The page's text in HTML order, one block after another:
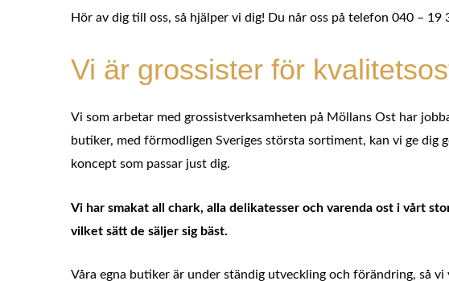
Hör av dig till oss, så hjälper vi dig! Du når oss på telefon 040 – 19
Vi är grossister för
Vi som arbetar med grossistverksamheten på Möllans Ost har
butiker, med förmodligen Sveriges största sortiment, kan vi ge
koncept som passar just dig.
Vi har smakat all chark, alla delikatesser och varenda ost i vårt
vilket sätt de säljer sig bäst.
Våra egna butiker är under ständig utveckling och förändring, så